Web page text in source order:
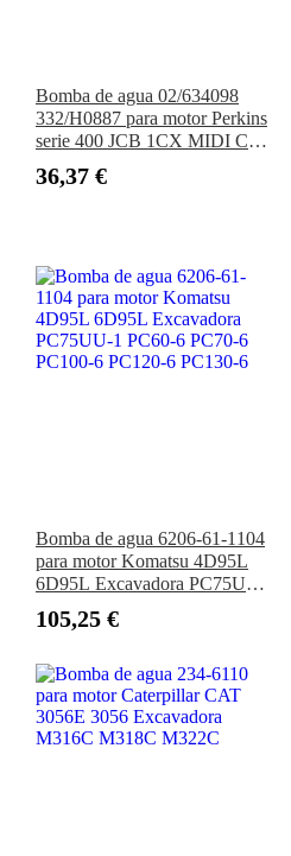
Bomba de agua 02/634098
332/H0887 para motor Perkins
serie 400 JCB 1CX MIDI CX
TELETRUCK 25 30 35
36,37 €
Bomba de agua 6206-61-1104
para motor Komatsu 4D95L
6D95L Excavadora PC75UU-
PC120-6 PC130-6
105,25 €